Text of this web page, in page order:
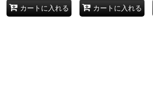
カートに入れる カートに入れる